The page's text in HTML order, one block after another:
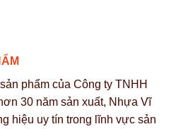
sản phẩm của Công ty TNHH
30 năm sản xuất, Nhựa Vĩ
hiệu uy tín trong lĩnh vực sản